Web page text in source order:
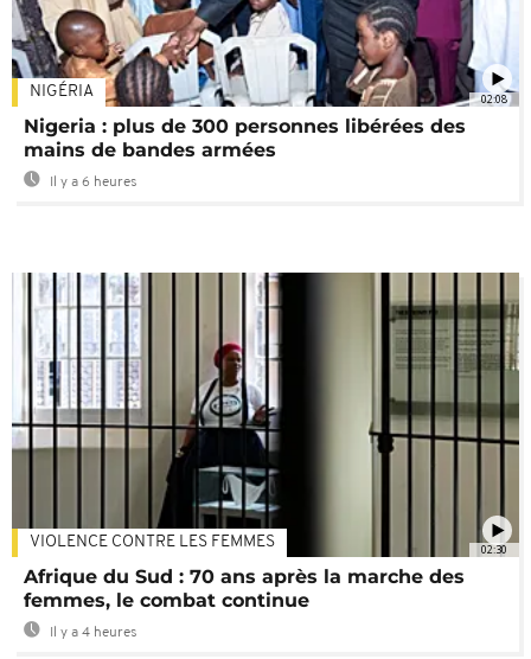
02:08
NIGÉRIA
Nigeria : plus de 300 personnes libérées des
mains de bandes armées
Il y a 6 heures
02:30
VIOLENCE CONTRE LES FEMMES
Afrique du Sud : 70 ans après la marche des
femmes, le combat continue
Il y a 4 heures